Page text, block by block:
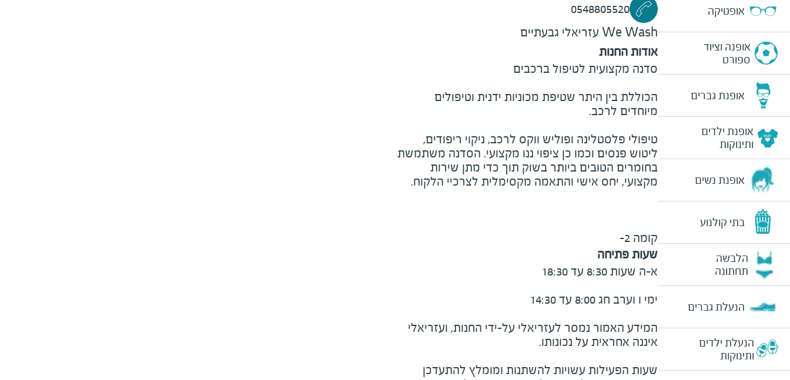
אופטיקה
אופנה וציוד
ספורט
אופנת גברים
אופנת ילדים
ותינוקות
אופנת נשים
בתי קולנוע
הלבשה
תחתונה
הנעלת גברים
הנעלת ילדים
ותינוקות
0548805520
We Wash עזריאלי גבעתיים
אודות החנות
סדנה מקצועית לטיפול ברכבים
הכוללת בין היתר שטיפת מכוניות ידנית וטיפולים
מיוחדים לרכב.
טיפולי פלסטלינה ופוליש ווקס לרכב, ניקוי ריפודים,
ליטוש פנסים וכמו כן ציפוי ננו מקצועי. הסדנה משתמשת
בחומרים הטובים ביותר בשוק תוך כדי מתן שירות
מקצועי, יחס אישי והתאמה מקסימלית לצרכיי הלקוח.
קומה 2-
שעות פתיחה
המידע האמור נמסר לעזריאלי על-ידי החנות, ועזריאלי
שעות הפעילות עשויות להשתנות ומומלץ להתעדכן